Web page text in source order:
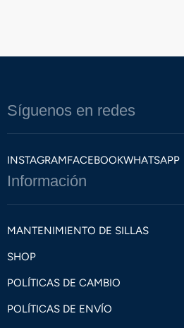
Síguenos en redes
INSTAGRAMFACEBOOKWHATSAPP
Información
MANTENIMIENTO DE SILLAS
SHOP
POLÍTICAS DE CAMBIO
POLÍTICAS DE ENVÍO